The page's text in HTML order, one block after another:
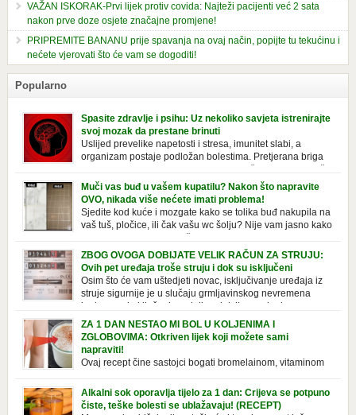
VAŽAN ISKORAK-Prvi lijek protiv covida: Najteži pacijenti već 2 sata
nakon prve doze osjete značajne promjene!
PRIPREMITE BANANU prije spavanja na ovaj način, popijte tu tekućinu i
nećete vjerovati što će vam se dogoditi!
Popularno
Spasite zdravlje i psihu: Uz nekoliko savjeta istrenirajte
svoj mozak da prestane brinuti
Uslijed prevelike napetosti i stresa, imunitet slabi, a
organizam postaje podložan bolestima. Pretjerana briga
izazvati stres, depresiju, umor i loše zdravstveno stanje. Jeste li znali da
pretjerana briga može povećati broj otkucaja srca, otežati disanje i
izazvati bljedilo lica? Krv se povlači s površine i odlazi […]
Muči vas buđ u vašem kupatilu? Nakon što napravite
OVO, nikada više nećete imati problema!
Sjedite kod kuće i mozgate kako se tolika buđ nakupila na
vaš tuš, pločice, ili čak vašu wc šolju? Nije vam jasno kako
ne izgleda nikako lijepo. Na svu sreću, donosimo vam jednostavan
pripravak koji sami možete napraviti u vašem domu, a […]
ZBOG OVOGA DOBIJATE VELIK RAČUN ZA STRUJU:
Ovih pet uređaja troše struju i dok su isključeni
Osim što će vam uštedjeti novac, isključivanje uređaja iz
struje sigurnije je u slučaju grmljavinskog nevremena
kada su svi uključeni uređaji pod rizikom od udara groma.
Znate li da vaši kućanski aparati vode tajni život dok su isključeni? Ovo
je popis uređaja koji troše električnu energiju čak i kada su u stanju
mirovanja: Punjač mobitela […]
ZA 1 DAN NESTAO MI BOL U KOLJENIMA I
ZGLOBOVIMA: Otkriven lijek koji možete sami
napraviti!
Ovaj recept čine sastojci bogati bromelainom, vitaminom
bolna koljena i zglobove, već i jačaju tetive i ligamente. Iako se
uglavnom javlja u starijoj dobi, zbog starenja ligamenata i zglobova, to
Alkalni sok oporavlja tijelo za 1 dan: Crijeva se potpuno
čiste, teške bolesti se ublažavaju! (RECEPT)